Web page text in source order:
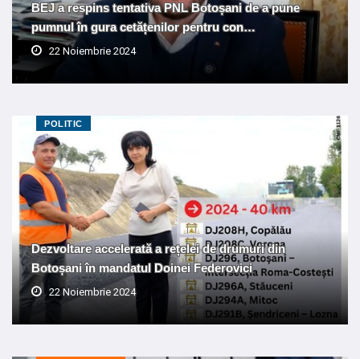
BEJ a respins tentativa PNL Botoșani de a pune
pumnul în gura cetățenilor pentru con…
22 Noiembrie 2024
POLITIC
Dezvoltare accelerată a rețelei de drumuri din
Botoșani în mandatul Doinei Federovici
22 Noiembrie 2024